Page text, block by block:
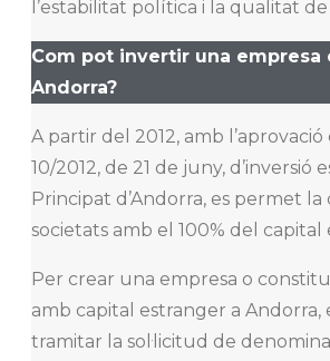
l’estabilitat política i la qualitat de
Com pot invertir una empresa
Andorra?
A partir del 2012, amb l’aprovació
10/2012, de 21 de juny, d’inversió
Principat d’Andorra, es permet la
societats amb el 100% del capital
Per crear una empresa o
amb capital estranger a Andorra,
tramitar la sol·licitud de